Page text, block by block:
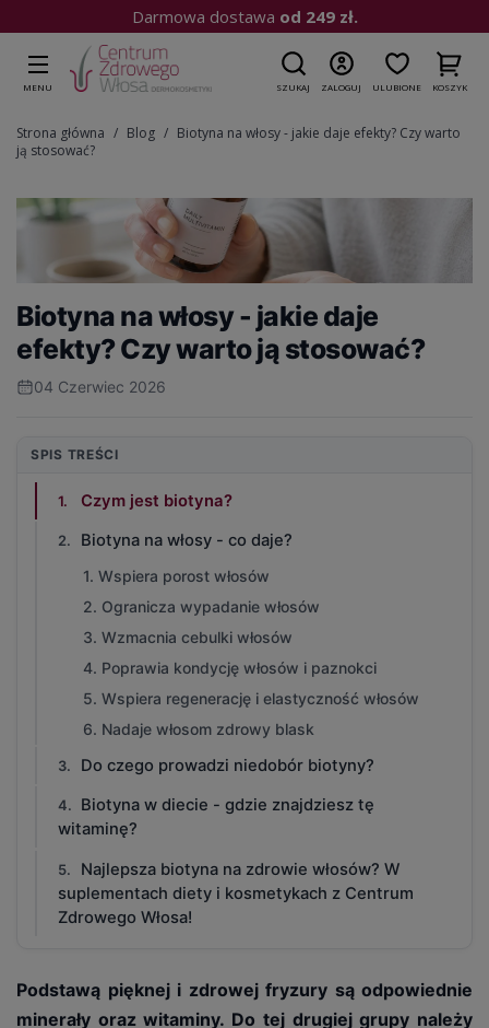
Darmowa dostawa od 249 zł.
MENU SZUKAJ ZALOGUJ ULUBIONE KOSZYK
Strona główna Blog
Biotyna na włosy - jakie daje efekty? Czy warto
ją stosować?
Biotyna na włosy - jakie daje
efekty? Czy warto ją stosować?
04 Czerwiec 2026
SPIS TREŚCI
Czym jest biotyna?
Biotyna na włosy - co daje?
1. Wspiera porost włosów
2. Ogranicza wypadanie włosów
3. Wzmacnia cebulki włosów
4. Poprawia kondycję włosów i paznokci
5. Wspiera regenerację i elastyczność włosów
6. Nadaje włosom zdrowy blask
Do czego prowadzi niedobór biotyny?
Biotyna w diecie - gdzie znajdziesz tę
witaminę?
Najlepsza biotyna na zdrowie włosów? W
suplementach diety i kosmetykach z Centrum
Zdrowego Włosa!
Podstawą pięknej i zdrowej fryzury są odpowiednie
minerały oraz witaminy. Do tej drugiej grupy należy